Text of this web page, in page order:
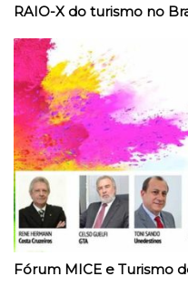
RAIO-X do turismo no
Fórum MICE e Turismo